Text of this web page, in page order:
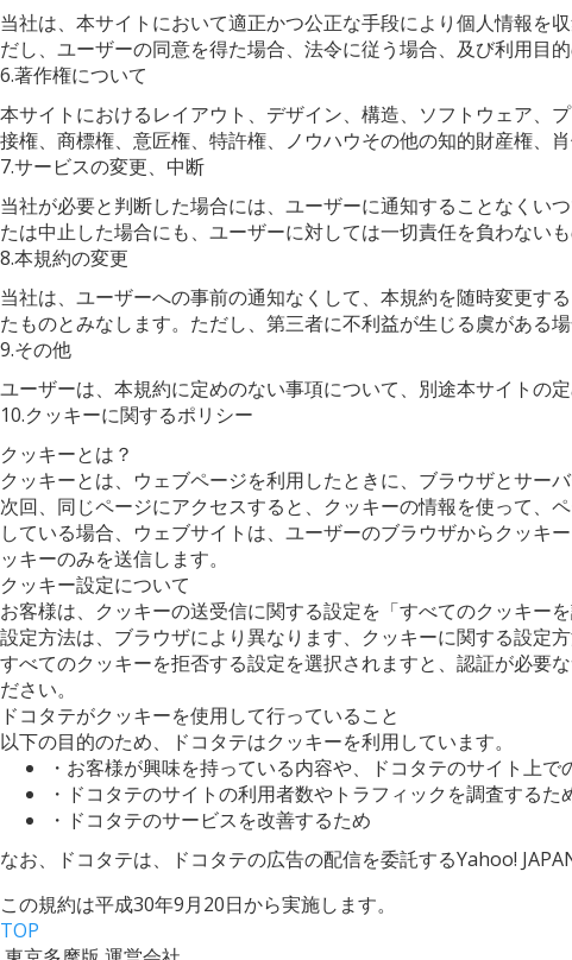
当社は、本サイトにおいて適正かつ公正な手段により個人情報を
だし、ユーザーの同意を得た場合、法令に従う場合、及び利用目
6.著作権について
本サイトにおけるレイアウト、デザイン、構造、ソフトウェア、
接権、商標権、意匠権、特許権、ノウハウその他の知的財産権、
7.サービスの変更、中断
当社が必要と判断した場合には、ユーザーに通知することなくい
たは中止した場合にも、ユーザーに対しては一切責任を負わないも
8.本規約の変更
当社は、ユーザーへの事前の通知なくして、本規約を随時変更す
たものとみなします。ただし、第三者に不利益が生じる虞がある
9.その他
ユーザーは、本規約に定めのない事項について、別途本サイトの
10.クッキーに関するポリシー
クッキーとは？
クッキーとは、ウェブページを利用したときに、ブラウザとサー
次回、同じページにアクセスすると、クッキーの情報を使って、
している場合、ウェブサイトは、ユーザーのブラウザからクッキ
ッキーのみを送信します。
クッキー設定について
お客様は、クッキーの送受信に関する設定を「すべてのクッキー
設定方法は、ブラウザにより異なります、クッキーに関する設定
すべてのクッキーを拒否する設定を選択されますと、認証が必要
ださい。
ドコタテがクッキーを使用して行っていること
以下の目的のため、ドコタテはクッキーを利用しています。
・お客様が興味を持っている内容や、ドコタテのサイト上
・ドコタテのサイトの利用者数やトラフィックを調査するた
・ドコタテのサービスを改善するため
なお、ドコタテは、ドコタテの広告の配信を委託するYahoo!
この規約は平成30年9月20日から実施します。
TOP